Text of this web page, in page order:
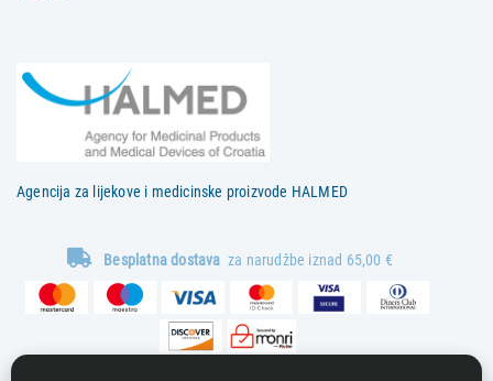
Agencija za lijekove i medicinske proizvode HALMED
Besplatna dostava za narudžbe iznad 65,00 €